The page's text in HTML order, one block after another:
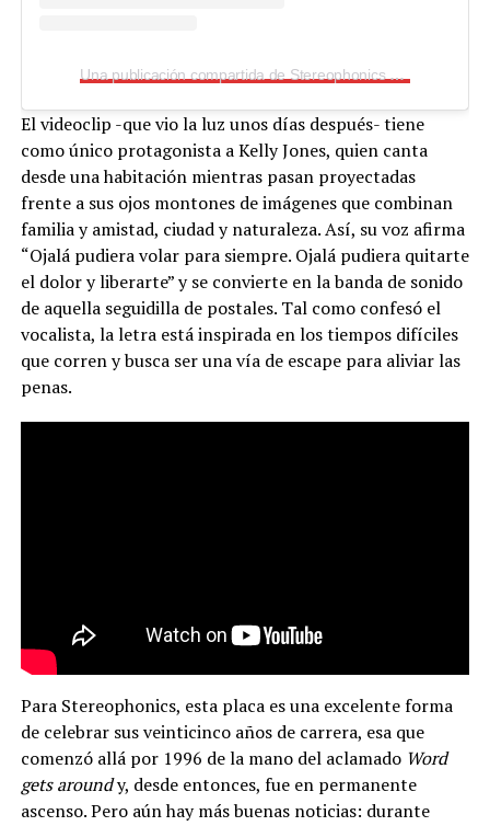
Una publicación compartida de Stereophonics (@stereophonicsofficial)
El videoclip -que vio la luz unos días después- tiene
como único protagonista a Kelly Jones, quien canta
desde una habitación mientras pasan proyectadas
frente a sus ojos montones de imágenes que combinan
familia y amistad, ciudad y naturaleza. Así, su voz afirma
“Ojalá pudiera volar para siempre. Ojalá pudiera quitarte
el dolor y liberarte” y se convierte en la banda de sonido
de aquella seguidilla de postales. Tal como confesó el
vocalista, la letra está inspirada en los tiempos difíciles
que corren y busca ser una vía de escape para aliviar las
penas.
Para Stereophonics, esta placa es una excelente forma
de celebrar sus veinticinco años de carrera, esa que
comenzó allá por 1996 de la mano del aclamado Word
gets aroundy, desde entonces, fue en permanente
ascenso. Pero aún hay más buenas noticias: durante